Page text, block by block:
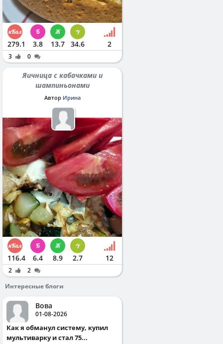
279.1 3.8 13.7 34.6 2
3 0
Яичница с кабачками и
шампиньонами
Автор Ирина
116.4 6.4 8.9 2.7 12
2
2
Интересные блоги
Вова
01-08-2026
Как я обманул систему, купил
мультиварку и стал 75...